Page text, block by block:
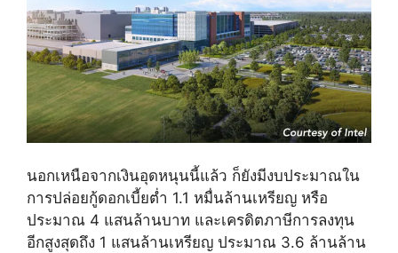
นอกเหนือจากเงินอุดหนุนนี้แล้ว ก็ยังมีงบประมาณใน
การปล่อยกู้ดอกเบี้ยต่ำ 1.1 หมื่นล้านเหรียญ หรือ
ประมาณ 4 แสนล้านบาท และเครดิตภาษีการลงทุน
อีกสูงสุดถึง 1 แสนล้านเหรียญ ประมาณ 3.6 ล้านล้าน